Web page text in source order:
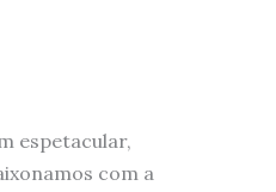
espetacular,
com a